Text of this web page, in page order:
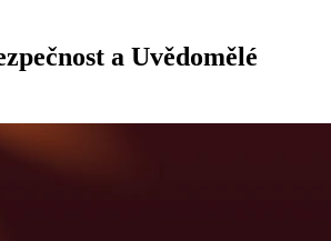
a Uvědomělé